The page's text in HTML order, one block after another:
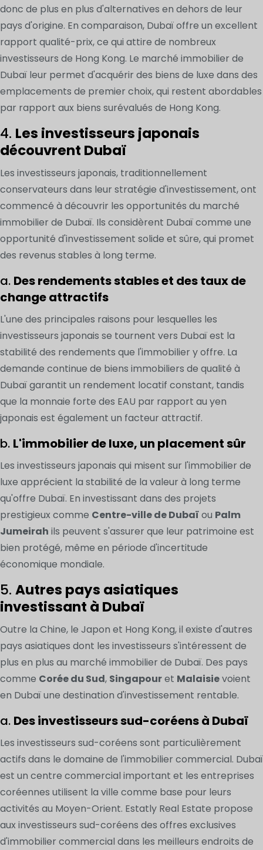
donc de plus en plus d'alternatives en dehors de leur
pays d'origine. En comparaison, Dubaï offre un excellent
rapport qualité-prix, ce qui attire de nombreux
investisseurs de Hong Kong. Le marché immobilier de
Dubaï leur permet d'acquérir des biens de luxe dans des
emplacements de premier choix, qui restent abordables
par rapport aux biens surévalués de Hong Kong.
4. Les investisseurs japonais
découvrent Dubaï
Les investisseurs japonais, traditionnellement
conservateurs dans leur stratégie d'investissement, ont
commencé à découvrir les opportunités du marché
immobilier de Dubaï. Ils considèrent Dubaï comme une
opportunité d'investissement solide et sûre, qui promet
des revenus stables à long terme.
a. Des rendements stables et des taux de
change attractifs
L'une des principales raisons pour lesquelles les
investisseurs japonais se tournent vers Dubaï est la
stabilité des rendements que l'immobilier y offre. La
demande continue de biens immobiliers de qualité à
Dubaï garantit un rendement locatif constant, tandis
que la monnaie forte des EAU par rapport au yen
japonais est également un facteur attractif.
b. L'immobilier de luxe, un placement sûr
Les investisseurs japonais qui misent sur l'immobilier de
luxe apprécient la stabilité de la valeur à long terme
qu'offre Dubaï. En investissant dans des projets
prestigieux comme Centre-ville de Dubaïou Palm
Jumeirah ils peuvent s'assurer que leur patrimoine est
bien protégé, même en période d'incertitude
économique mondiale.
5. Autres pays asiatiques
investissant à Dubaï
Outre la Chine, le Japon et Hong Kong, il existe d'autres
pays asiatiques dont les investisseurs s'intéressent de
plus en plus au marché immobilier de Dubaï. Des pays
comme Corée du Sud, Singapouret Malaisievoient
en Dubaï une destination d'investissement rentable.
a. Des investisseurs sud-coréens à Dubaï
Les investisseurs sud-coréens sont particulièrement
actifs dans le domaine de l'immobilier commercial. Dubaï
est un centre commercial important et les entreprises
coréennes utilisent la ville comme base pour leurs
activités au Moyen-Orient. Estatly Real Estate propose
aux investisseurs sud-coréens des offres exclusives
d'immobilier commercial dans les meilleurs endroits de